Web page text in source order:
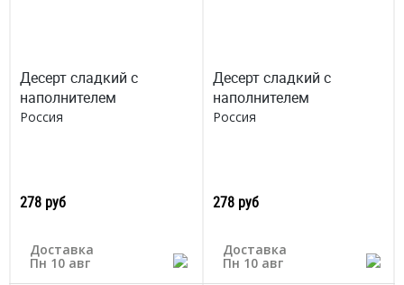
Десерт сладкий с
наполнителем
Россия
278 руб
Доставка
Пн 10 авг
Десерт сладкий с
наполнителем
Россия
278 руб
Доставка
Пн 10 авг